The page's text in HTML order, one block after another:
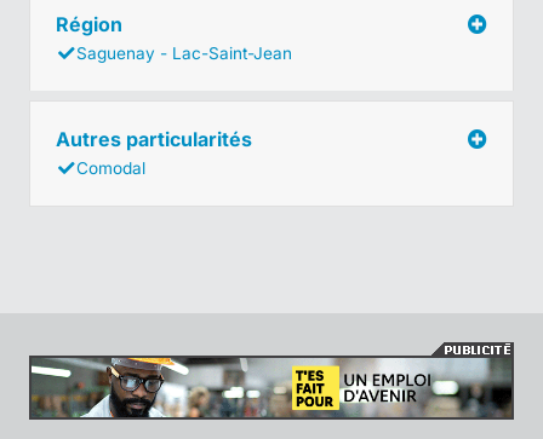
Région
Saguenay - Lac-Saint-Jean
Autres particularités
Comodal